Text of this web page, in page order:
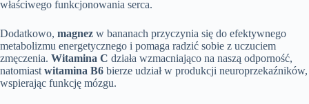
właściwego funkcjonowania serca.
Dodatkowo, magnez w bananach przyczynia się do efektywnego
metabolizmu energetycznego i pomaga radzić sobie z uczuciem
zmęczenia. Witamina C działa wzmacniająco na naszą odporność,
natomiast witamina B6 bierze udział w produkcji neuroprzekaźników,
wspierając funkcję mózgu.